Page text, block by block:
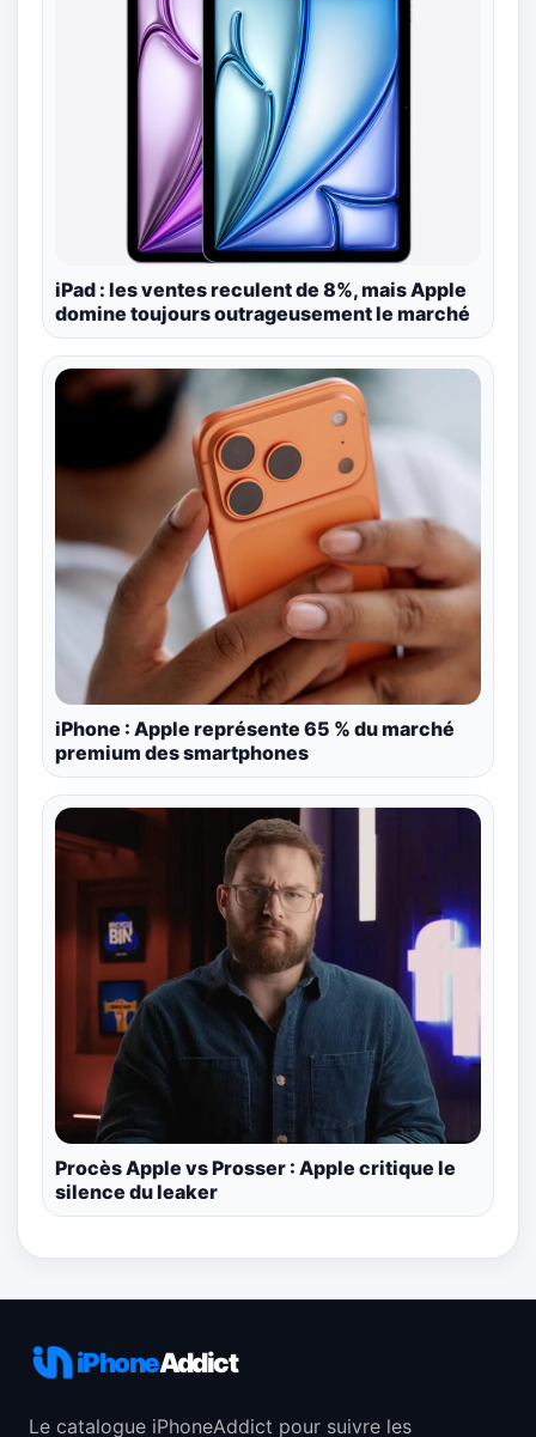
iPad : les ventes reculent de 8%, mais Apple
domine toujours outrageusement le marché
iPhone : Apple représente 65 % du marché
premium des smartphones
Procès Apple vs Prosser : Apple critique le
silence du leaker
iPhoneAddict
Le catalogue iPhoneAddict pour suivre les